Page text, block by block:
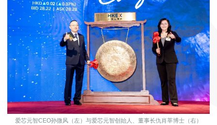
爱芯元智CEO孙微风（左）与爱芯元智创始人、董事长仇肖莘博士（右）